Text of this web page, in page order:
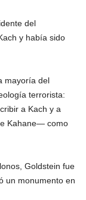
del
y había sido
mayoría del
terrorista:
a Kach y a
Kahane— como
Goldstein fue
un monumento en